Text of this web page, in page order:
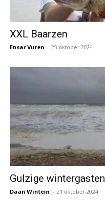
XXL Baarzen
Ensar Vuren - 23 oktober 2024
Gulzige wintergasten
Daan Wintein - 21 oktober 2024